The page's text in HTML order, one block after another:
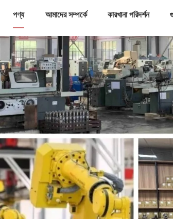
পণ্য আমাদের সম্পর্কে কারখানা পরিদর্শন